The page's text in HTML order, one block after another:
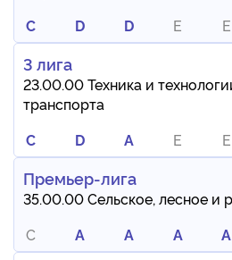
C
D D E E
3 лига
23.00.00 Техника и
транспорта
C
D A E E
Премьер-лига
35.00.00 Сельское, лесное и
C
A A A A